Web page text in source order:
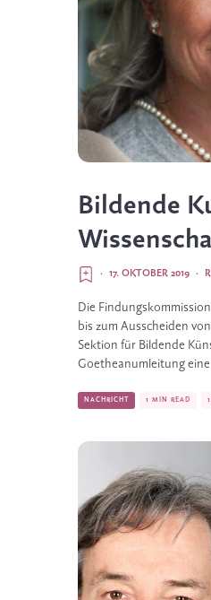
Bildende
·
17. OKTOBER 2019
·
Die
bis zum Ausscheiden
Sektion für Bildende
Goetheanumleitung
NACHRICHT 1 MIN READ